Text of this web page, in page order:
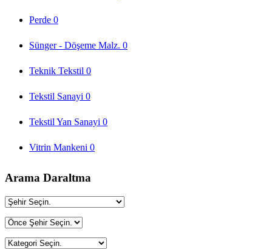
Perde 0
Sünger - Döşeme Malz. 0
Teknik Tekstil 0
Tekstil Sanayi 0
Tekstil Yan Sanayi 0
Vitrin Mankeni 0
Arama Daraltma